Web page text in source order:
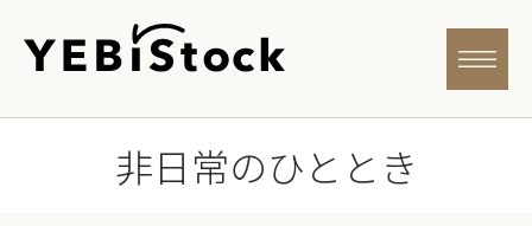
非日常のひととき